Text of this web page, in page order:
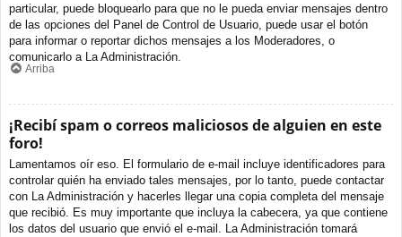
particular, puede bloquearlo para que no le pueda enviar mensajes dentro
de las opciones del Panel de Control de Usuario, puede usar el botón
para informar o reportar dichos mensajes a los Moderadores, o
comunicarlo a La Administración.
Arriba
¡Recibí spam o correos maliciosos de alguien en este
foro!
Lamentamos oír eso. El formulario de e-mail incluye identificadores para
controlar quién ha enviado tales mensajes, por lo tanto, puede contactar
con La Administración y hacerles llegar una copia completa del mensaje
que recibió. Es muy importante que incluya la cabecera, ya que contiene
los datos del usuario que envió el e-mail. La Administración tomará